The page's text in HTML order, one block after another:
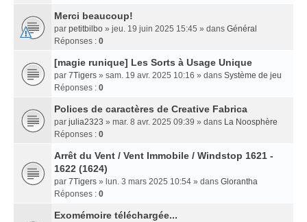
Merci beaucoup!
par petitbilbo » jeu. 19 juin 2025 15:45 » dans Général
Réponses : 0
[magie runique] Les Sorts à Usage Unique
par 7Tigers » sam. 19 avr. 2025 10:16 » dans Système de jeu
Réponses : 0
Polices de caractères de Creative Fabrica
par julia2323 » mar. 8 avr. 2025 09:39 » dans La Noosphère
Réponses : 0
Arrêt du Vent / Vent Immobile / Windstop 1621 -
1622 (1624)
par 7Tigers » lun. 3 mars 2025 10:54 » dans Glorantha
Réponses : 0
Exomémoire téléchargée...